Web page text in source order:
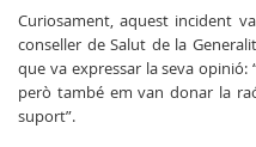
Curiosament, aquest incident
conseller de Salut de la
que va expressar la seva
però també em van donar la
suport”.